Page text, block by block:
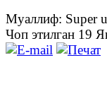
Муаллиф: Super
Чоп этилган 19